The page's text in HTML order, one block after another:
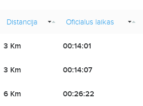
Distancija Oficialus laikas
3 Km 00:14:01
3 Km 00:14:07
6 Km 00:26:22